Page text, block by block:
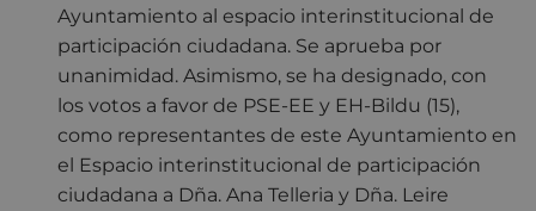
Ayuntamiento al espacio interinstitucional de
participación ciudadana. Se aprueba por
unanimidad. Asimismo, se ha designado, con
los votos a favor de PSE-EE y EH-Bildu (15),
como representantes de este Ayuntamiento en
el Espacio interinstitucional de participación
ciudadana a Dña. Ana Telleria y Dña. Leire